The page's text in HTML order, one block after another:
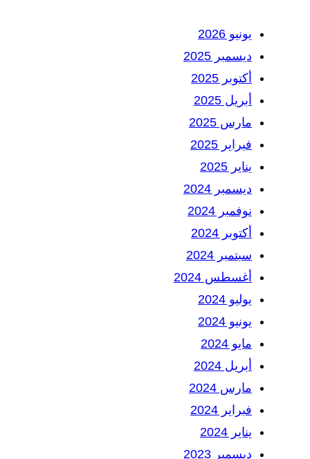
يونيو 2026
ديسمبر 2025
أكتوبر 2025
أبريل 2025
مارس 2025
فبراير 2025
يناير 2025
ديسمبر 2024
نوفمبر 2024
أكتوبر 2024
سبتمبر 2024
أغسطس 2024
يوليو 2024
يونيو 2024
مايو 2024
أبريل 2024
مارس 2024
فبراير 2024
يناير 2024
ديسمبر 2023